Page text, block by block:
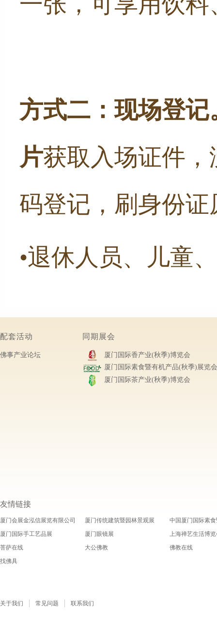
方式二：现场登记
片获取入场证件
码登记，刷身份
•退休人员、儿童
配套活动
佛事产业论坛
同期展会
厦门国际香产业(秋季)博览会
厦门国际素食暨有机产品(秋季)展览会
厦门国际茶产业(秋季)博览会
友情链接
厦门会展金泓信展览有限公司 厦门传统建筑暨园林景观展
中国厦门国际素
厦门国际手工艺品展
厦门眼镜展
上海禅艺生活博
菩萨在线
大公佛教
佛教在线
找佛具
关于我们 常见问题 联系我们